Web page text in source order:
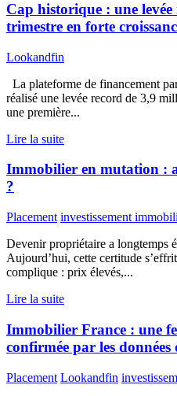
Cap historique : une
trimestre en forte
Lookandfin
La plateforme de financement
réalisé une levée record de 3,9
une première...
Lire la suite
Immobilier en mutation :
?
Placement investissement
Devenir propriétaire a longtemps
Aujourd’hui, cette certitude
complique : prix élevés,...
Lire la suite
Immobilier France : une
confirmée par les données
Placement Lookandfin